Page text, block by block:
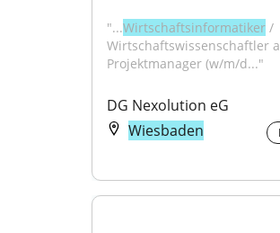
"...Wirtschaftsinformatiker /
Wirtschaftswissenschaftler
Projektmanager (w/m/d..."
DG Nexolution eG
Wiesbaden